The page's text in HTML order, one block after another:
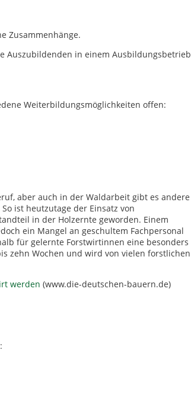
Zusammenhänge.
Auszubildenden in einem Ausbildungsbetrieb
Weiterbildungsmöglichkeiten offen:
aber auch in der Waldarbeit gibt es andere
ist heutzutage der Einsatz von
in der Holzernte geworden. Einem
ein Mangel an geschultem Fachpersonal
für gelernte Forstwirtinnen eine besonders
zehn Wochen und wird von vielen forstlichen
werden (www.die-deutschen-bauern.de)